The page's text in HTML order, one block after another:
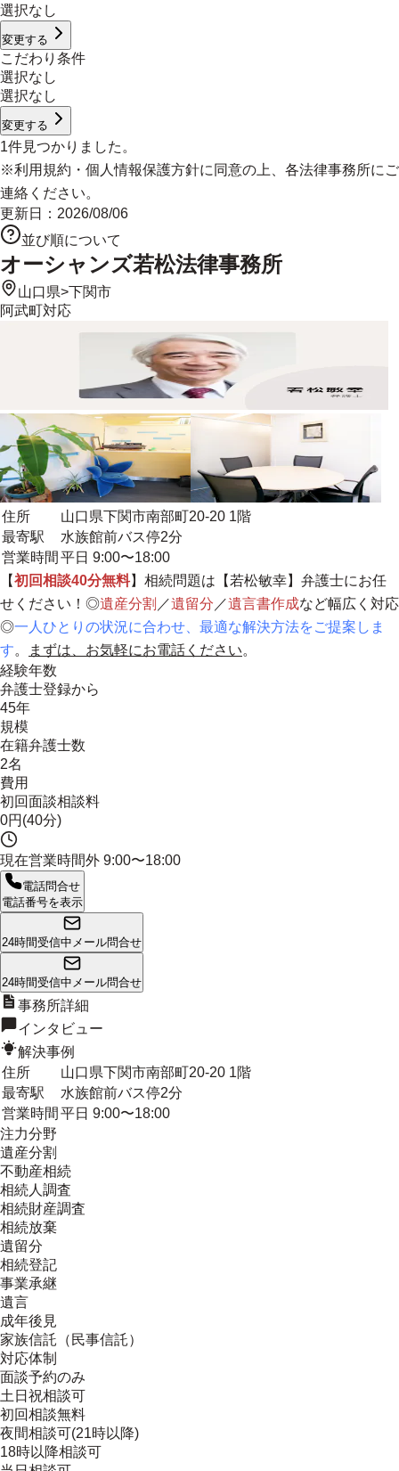
選択なし
変更する
こだわり条件
選択なし
選択なし
変更する
1件見つかりました。
※利用規約 ・ 個人情報保護方針に同意の上、各法律事務所にご
連絡ください。
更新日： 2026/08/06
並び順について
オーシャンズ若松法律事務所
山口県>下関市
阿武町対応
住所
山口県下関市南部町20-20 1階
最寄駅
水族館前バス停2分
営業時間 平日 9:00〜18:00
【初回相談40分無料】相続問題は【若松敏幸】弁護士にお任
せください！◎遺産分割 ／遺留分 ／遺言書作成など幅広く対応
◎一人ひとりの状況に合わせ、最適な解決方法をご提案しま
す。 まずは、お気軽にお電話ください。
経験年数
弁護士登録から
45年
規模
在籍弁護士数
2名
費用
初回面談相談料
0円(40分)
現在営業時間外 9:00〜18:00
電話問合せ
電話番号を表示
24時間受信中 メール問合せ
24時間受信中 メール問合せ
事務所詳細
インタビュー
解決事例
住所
山口県下関市南部町20-20 1階
最寄駅
水族館前バス停2分
営業時間 平日 9:00〜18:00
注力分野
遺産分割
不動産相続
相続人調査
相続財産調査
相続放棄
遺留分
相続登記
事業承継
遺言
成年後見
家族信託（民事信託）
対応体制
面談予約のみ
土日祝相談可
初回相談無料
夜間相談可(21時以降)
18時以降相談可